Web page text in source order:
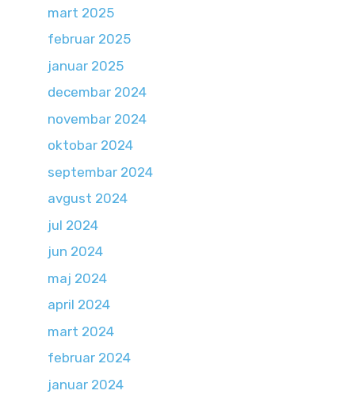
mart 2025
februar 2025
januar 2025
decembar 2024
novembar 2024
oktobar 2024
septembar 2024
avgust 2024
jul 2024
jun 2024
maj 2024
april 2024
mart 2024
februar 2024
januar 2024